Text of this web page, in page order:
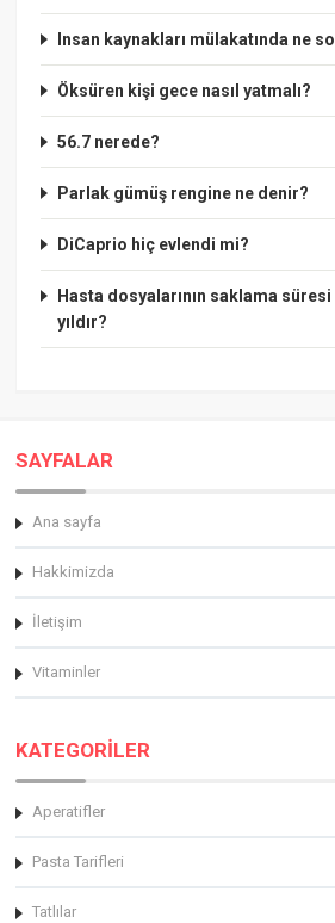
Insan kaynakları mülakatında ne
Öksüren kişi gece nasıl yatmalı?
56.7 nerede?
Parlak gümüş rengine ne denir?
DiCaprio hiç evlendi mi?
Hasta dosyalarının saklama
yıldır?
SAYFALAR
Ana sayfa
Hakkimizda
İletişim
Vitaminler
KATEGORİLER
Aperatifler
Pasta Tarifleri
Tatlılar